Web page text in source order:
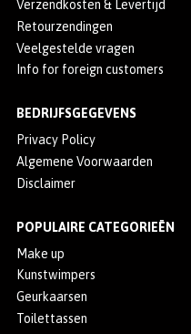
Verzendkosten & Levertijd
Retourzendingen
Veelgestelde vragen
Info for foreign customers
BEDRIJFSGEGEVENS
Privacy Policy
Algemene Voorwaarden
Disclaimer
POPULAIRE CATEGORIEËN
Make up
Kunstwimpers
Geurkaarsen
Toilettassen